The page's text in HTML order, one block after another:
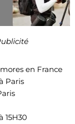
en France
Paris
15H30